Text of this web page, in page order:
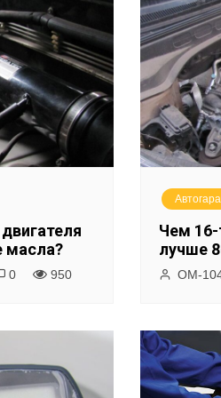
масла?
0 950
Чем 16-
лучше
ОМ-